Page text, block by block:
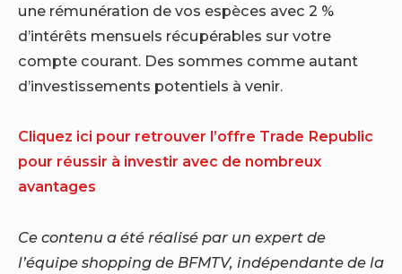
une rémunération de vos espèces avec 2 %
d’intérêts mensuels récupérables sur votre
compte courant. Des sommes comme autant
d’investissements potentiels à venir.
Cliquez ici pour retrouver l’offre Trade Republic
pour réussir à investir avec de nombreux
avantages
Ce contenu a été réalisé par un expert de
l’équipe shopping de BFMTV, indépendante de la